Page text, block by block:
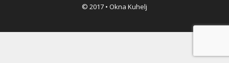
© 2017 • Okna Kuhelj